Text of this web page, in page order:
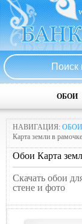
ОБОИ
НАВИГАЦИЯ:
Карта земли в
Обои Карта
Скачать обои
стене и фото